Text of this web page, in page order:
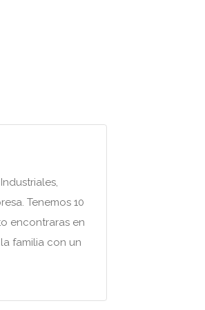
Tenemos 10
encontraras en
familia con un